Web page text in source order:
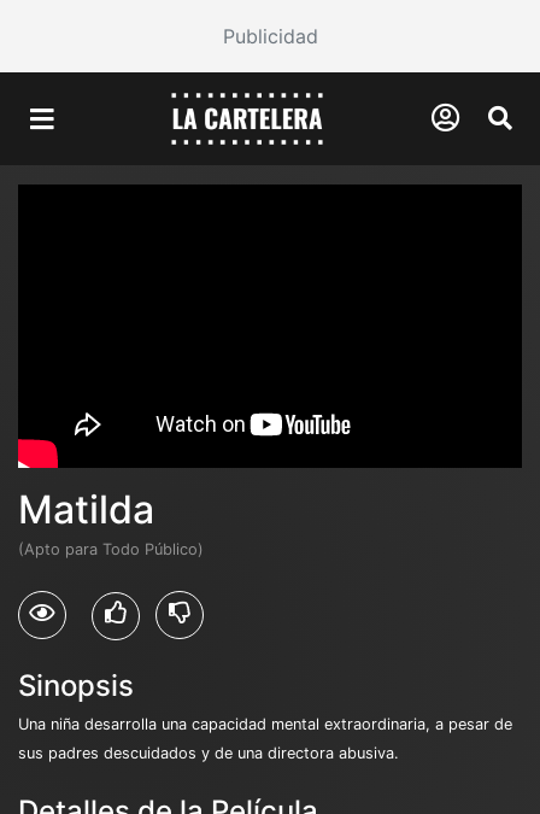
Publicidad
Matilda
(Apto para Todo Público)
Sinopsis
Una niña desarrolla una capacidad mental extraordinaria, a pesar de
sus padres descuidados y de una directora abusiva.